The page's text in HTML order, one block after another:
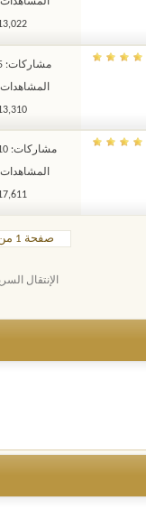
مشاركات: 5
مشاركات: 10
صفحة 1 من 165
الإنتقال